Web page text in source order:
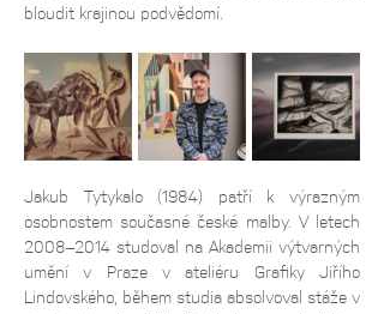
bloudit krajinou podvědomí.
Jakub Tytykalo
(1984) patří k výrazným
osobnostem současné české malby. V letech
2008–2014 studoval na Akademii výtvarných
umění v Praze v ateliéru Grafiky Jiřího
Lindovského, během studia absolvoval stáže v